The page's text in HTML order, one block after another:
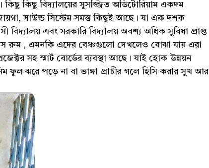
কিছু বিদ্যালয়ের সুসজ্জিত অডিটোরিয়াম একদম
সাউন্ড সিস্টেম সমস্ত কিছুই আছে। যা এক দশক
এবং সরকারি বিদ্যালয় অবশ্য অধিক সুবিধা প্রাপ্ত
রুম , এমনকি এদের বেঞ্চগুলো দেখলেও বোঝা যায় এরা
সহ স্মার্ট বোর্ডের ব্যবস্থা আছে। যাই হোক উন্নয়ন
ঝরে পড়ে না বা ভাঙ্গা প্রাচীর গলে হিসি করার সুখ আর